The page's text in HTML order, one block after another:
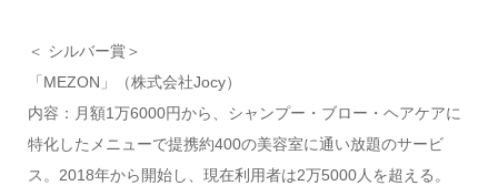
＜ シルバー賞＞
「MEZON」（株式会社Jocy）
内容：月額1万6000円から、シャンプー・ブロー・ヘアケアに
特化したメニューで提携約400の美容室に通い放題のサービ
ス。2018年から開始し、現在利用者は2万5000人を超える。